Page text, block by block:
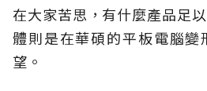
在大家苦思，有什麼產品足
體則是在華碩的平板電腦變
望。